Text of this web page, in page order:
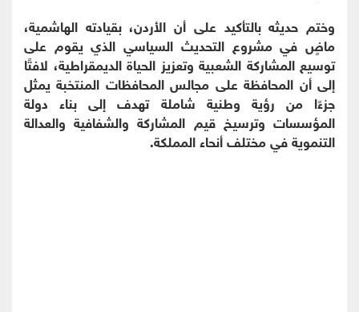
وختم حديثه بالتأكيد على أن الأردن، بقيادته الهاشمية،
ماضٍ في مشروع التحديث السياسي الذي يقوم على
توسيع المشاركة الشعبية وتعزيز الحياة الديمقراطية، لافتًا
إلى أن المحافظة على مجالس المحافظات المنتخبة يمثل
جزءًا من رؤية وطنية شاملة تهدف إلى بناء دولة
المؤسسات وترسيخ قيم المشاركة والشفافية والعدالة
التنموية في مختلف أنحاء المملكة.